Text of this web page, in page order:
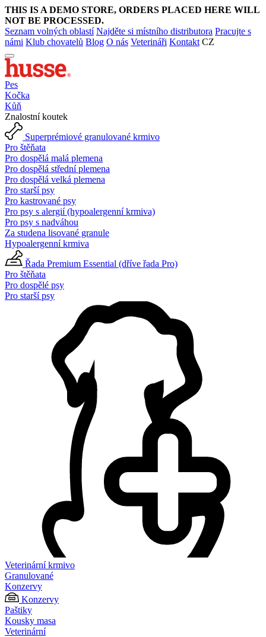
THIS IS A DEMO STORE, ORDERS PLACED HERE WILL
NOT BE PROCESSED.
Seznam volných oblastí Najděte si místního distributora Pracujte s
námi Klub chovatelů Blog O nás Veterináři Kontakt CZ
Pes
Kočka
Kůň
Znalostní koutek
Superprémiové granulované krmivo
Pro štěňata
Pro dospělá malá plemena
Pro dospělá střední plemena
Pro dospělá velká plemena
Pro starší psy
Pro kastrované psy
Pro psy s alergií (hypoalergenní krmiva)
Pro psy s nadváhou
Za studena lisované granule
Hypoalergenní krmiva
Řada Premium Essential (dříve řada Pro)
Pro štěňata
Pro dospělé psy
Pro starší psy
Veterinární krmivo
Granulované
Konzervy
Konzervy
Paštiky
Kousky masa
Veterinární